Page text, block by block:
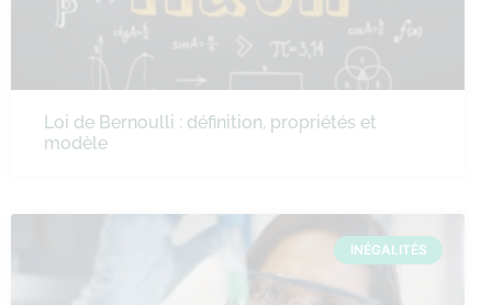
Loi de Bernoulli : définition, propriétés et
modèle
INÉGALITÉS